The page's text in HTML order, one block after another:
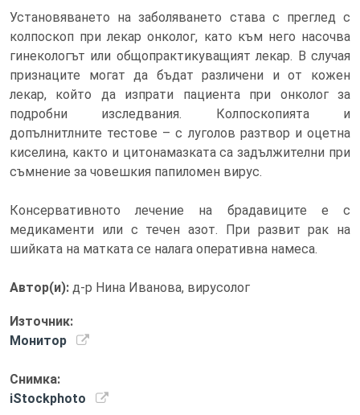
Установяването на заболяването става с преглед с
колпоскоп при лекар онколог, като към него насочва
гинекологът или общопрактикуващият лекар. В случая
признаците могат да бъдат различени и от кожен
лекар, който да изпрати пациента при онколог за
подробни изследвания. Колпоскопията и
допълнитлните тестове – с луголов разтвор и оцетна
киселина, както и цитонамазката са задължителни при
съмнение за човешкия папиломен вирус.
Консервативното лечение на брадавиците е с
медикаменти или с течен азот. При развит рак на
шийката на матката се налага оперативна намеса.
Автор(и): д-р Нина Иванова, вирусолог
Източник:
Монитор
Снимка:
iStockphoto